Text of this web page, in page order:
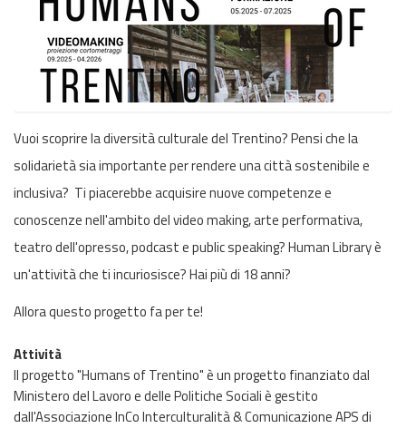
Vuoi scoprire la diversità culturale del Trentino? Pensi che la
solidarietà sia importante per rendere una città sostenibile e
inclusiva? Ti piacerebbe acquisire nuove competenze e
conoscenze nell'ambito del video making, arte performativa,
teatro dell'opresso, podcast e public speaking? Human Library è
un'attività che ti incuriosisce? Hai più di 18 anni?
Allora questo progetto fa per te!
Attività
Il progetto "Humans of Trentino" è un progetto finanziato dal
Ministero del Lavoro e delle Politiche Sociali è gestito
dall'Associazione InCo Interculturalità & Comunicazione APS di